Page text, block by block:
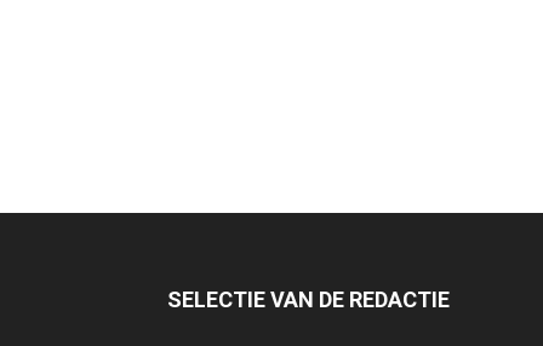
SELECTIE VAN DE REDACTIE